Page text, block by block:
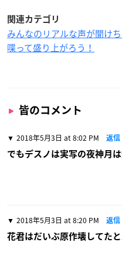
関連カテゴリ
みんなのリアルな声が聞け
喋って盛り上がろう！
皆のコメント
2018年5月3日 at 8:02 PM 返信
でもデスノは実写の夜神月
2018年5月3日 at 8:20 PM 返信
花君はだいぶ原作壊してた